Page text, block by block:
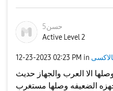
5حسن
Active Level 2
‎12-23-2023 02:23 PM in
الا العرب والجهاز حديث
الضعيفه وصلها مستغرب